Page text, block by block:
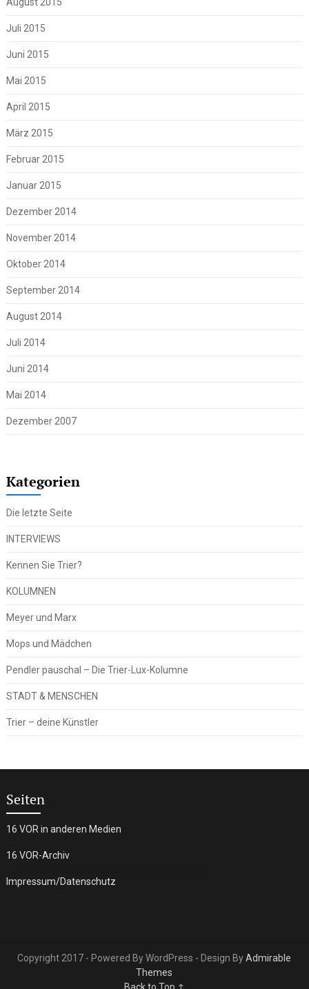
Juli 2015
Juni 2015
Mai 2015
April 2015
März 2015
Februar 2015
Januar 2015
Dezember 2014
November 2014
Oktober 2014
September 2014
August 2014
Juli 2014
Juni 2014
Mai 2014
Dezember 2007
Kategorien
Die letzte Seite
INTERVIEWS
Kennen Sie Trier?
KOLUMNEN
Meyer und Marx
Mops und Mädchen
Pendler pauschal – Die Trier-Lux-Kolumne
STADT & MENSCHEN
Trier – deine Künstler
Seiten
16 VOR in anderen Medien
16 VOR-Archiv
Impressum/Datenschutz
Copyright 2017 - Powered By WordPress - Design ByAdmirable
Themes
Back to Top ↑